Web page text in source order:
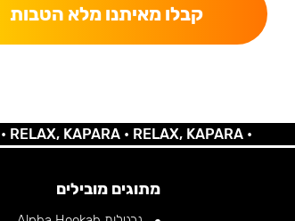
קבלו מאיתנו מלא הטבות
KAPARA •RELAX, KAPARA •
מתוגים מובילים